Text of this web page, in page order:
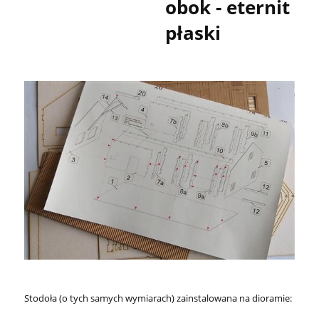
obok - eternit
płaski
Stodoła (o tych samych wymiarach) zainstalowana na dioramie: